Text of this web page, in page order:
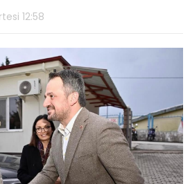
12:58